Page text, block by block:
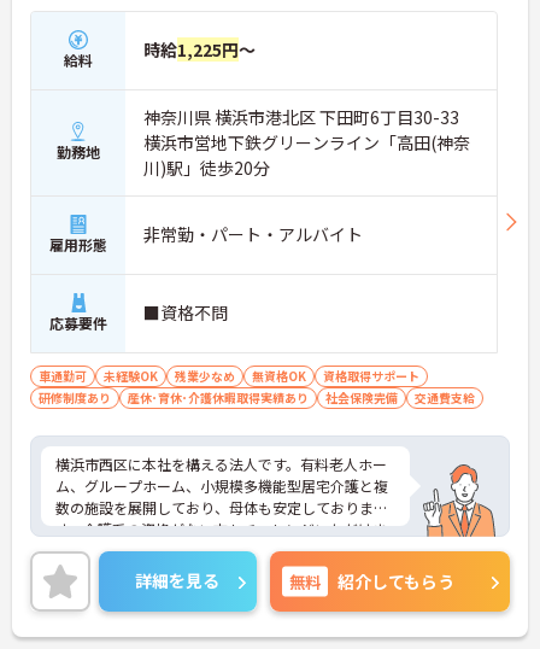
給料 時給1,225円～
勤務地
神奈川県 横浜市港北区 下田町6丁目30-33
横浜市営地下鉄グリーンライン「高田(神奈
川)駅」徒歩20分
雇用形態 非常勤・パート・アルバイト
応募要件 ■資格不問
車通勤可 未経験OK 残業少なめ 無資格OK
資格取得サポート
研修制度あり
産休･育休･介護休暇取得実績あり 社会保険完備 交通費支給
横浜市西区に本社を構える法人です。有料老人ホー
ム、グループホーム、小規模多機能型居宅介護と複
数の施設を展開しており、母体も安定しておりま
す。介護系の資格がない方もチャレンジいただけま
す。週2日からのご勤務、日勤のみでもご相談可能で
すので、プライベートとの両立もしやすいです。資
格取得支援制度もございますので、スキルアップも
目指せます。
ご興味ある方には、面接のポイントなど、さらに詳
詳細を見る 無料 紹介してもらう